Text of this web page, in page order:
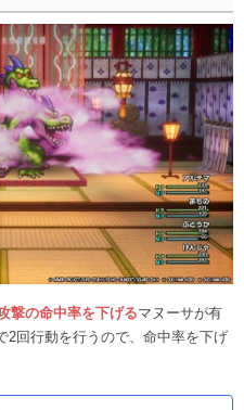
撃の命中率を下げるマヌーサが有
2回行動を行うので、命中率を下げ